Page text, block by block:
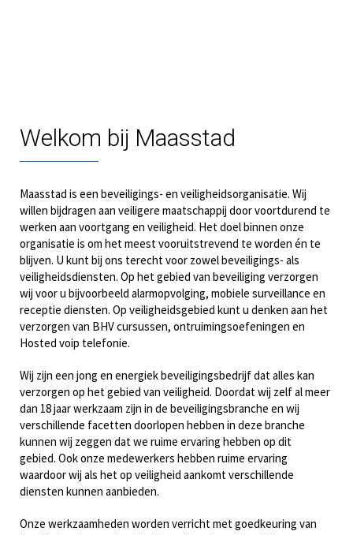
Security
Welkom bij Maasstad
Maasstad is een beveiligings- en veiligheidsorganisatie. Wij
willen bijdragen aan veiligere maatschappij door voortdurend te
werken aan voortgang en veiligheid. Het doel binnen onze
organisatie is om het meest vooruitstrevend te worden én te
blijven. U kunt bij ons terecht voor zowel beveiligings- als
veiligheidsdiensten. Op het gebied van beveiliging verzorgen
wij voor u bijvoorbeeld alarmopvolging, mobiele surveillance en
receptie diensten. Op veiligheidsgebied kunt u denken aan het
verzorgen van BHV cursussen, ontruimingsoefeningen en
Hosted voip telefonie.
Wij zijn een jong en energiek beveiligingsbedrijf dat alles kan
verzorgen op het gebied van veiligheid. Doordat wij zelf al meer
dan 18 jaar werkzaam zijn in de beveiligingsbranche en wij
verschillende facetten doorlopen hebben in deze branche
kunnen wij zeggen dat we ruime ervaring hebben op dit
gebied. Ook onze medewerkers hebben ruime ervaring
waardoor wij als het op veiligheid aankomt verschillende
diensten kunnen aanbieden.
Onze werkzaamheden worden verricht met goedkeuring van